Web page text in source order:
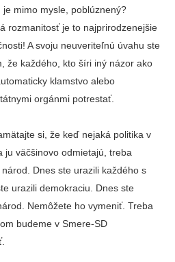
mimo mysle, poblúznený?
rozmanitosť je to najprirodzenejšie
A svoju neuveriteľnú úvahu ste
že každého, kto šíri iný názor ako
klamstvo alebo
orgánmi potrestať.
si, že keď nejaká politika v
ju väčšinovo odmietajú, treba
Dnes ste urazili každého s
urazili demokraciu. Dnes ste
Nemôžete ho vymeniť. Treba
budeme v Smere-SD